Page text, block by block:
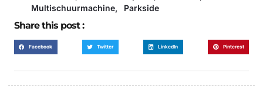
Multischuurmachine, Parkside
Share this post :
Facebook Twitter LinkedIn Pinterest